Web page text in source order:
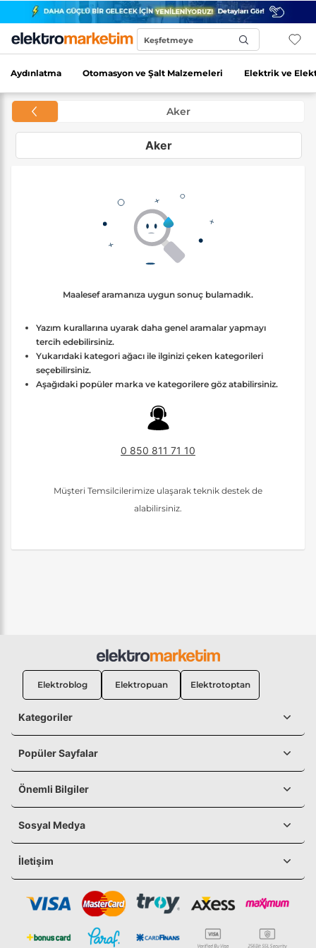
Keşfetmeye
Aydınlatma Otomasyon ve Şalt Malzemeleri Elektrik ve
Aker
Aker
Maalesef aramanıza uygun sonuç bulamadık.
Yazım kurallarına uyarak daha genel aramalar yapmayı
tercih edebilirsiniz.
Yukarıdaki kategori ağacı ile ilginizi çeken kategorileri
seçebilirsiniz.
Aşağıdaki popüler marka ve kategorilere göz atabilirsiniz.
0 850 811 71 10
Müşteri Temsilcilerimize ulaşarak teknik destek de
alabilirsiniz.
Elektroblog Elektropuan Elektrotoptan
Kategoriler
Popüler Sayfalar
Önemli Bilgiler
Sosyal Medya
İletişim